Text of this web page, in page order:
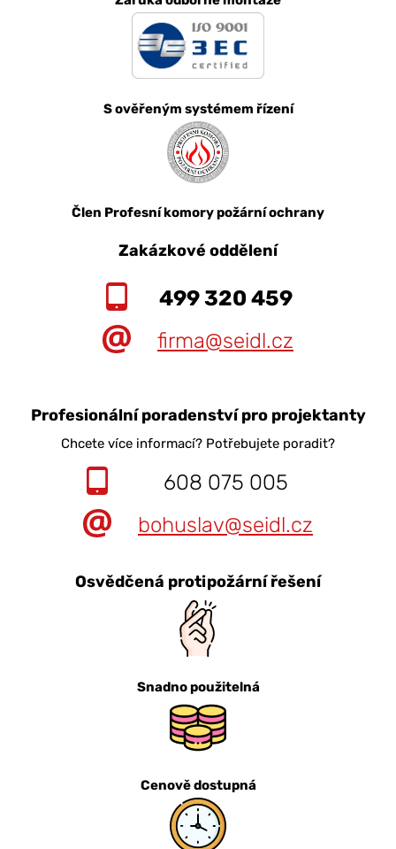
S ověřeným systémem řízení
Člen Profesní komory požární ochrany
Zakázkové oddělení
499 320 459
firma@seidl.cz
Profesionální poradenství pro projektanty
Chcete více informací? Potřebujete poradit?
608 075 005
bohuslav@seidl.cz
Osvědčená protipožární řešení
Snadno použitelná
Cenově dostupná